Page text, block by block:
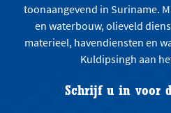
toonaangevend in Suriname.
en waterbouw, olieveld
materieel, havendiensten en
Kuldipsingh aan
Schrijf u in voor